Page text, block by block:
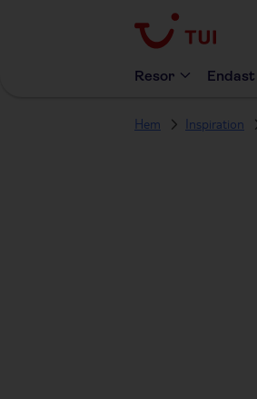
Resor
Hem Inspiration